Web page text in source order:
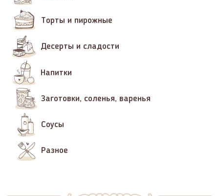
Торты и пирожные
Десерты и сладости
Напитки
Заготовки, соленья, варенья
Соусы
Разное